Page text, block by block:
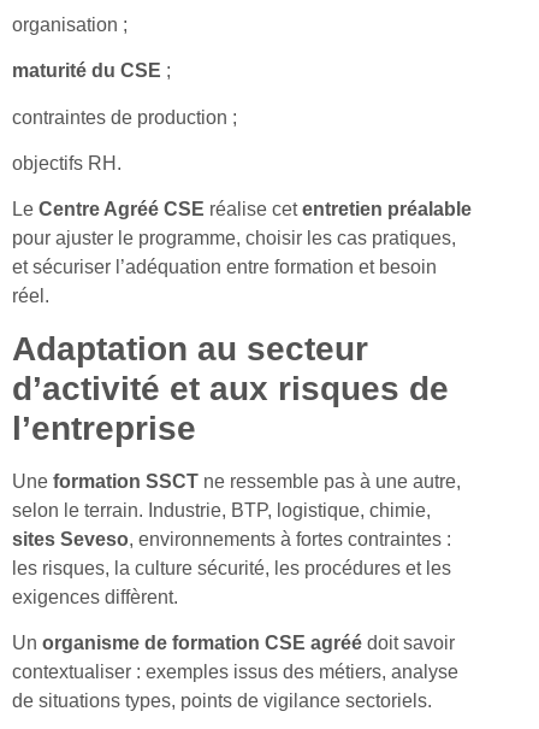
organisation ;
maturité du CSE ;
contraintes de production ;
objectifs RH.
Le Centre Agréé CSE réalise cetentretien préalable
pour ajuster le programme, choisir les cas pratiques,
et sécuriser l’adéquation entre formation et besoin
réel.
Adaptation au secteur
d’activité et aux risques de
l’entreprise
Une formation SSCT ne ressemble pas à une autre,
selon le terrain. Industrie, BTP, logistique, chimie,
sites Seveso, environnements à fortes contraintes :
les risques, la culture sécurité, les procédures et les
exigences diffèrent.
Un organisme de formation CSE agréé doit savoir
contextualiser : exemples issus des métiers, analyse
de situations types, points de vigilance sectoriels.